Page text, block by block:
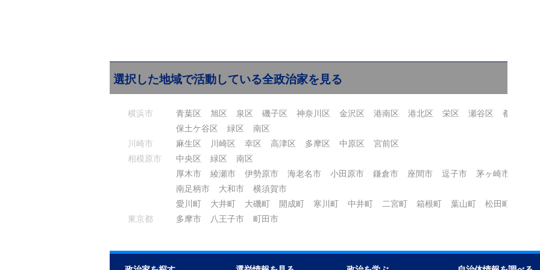
選択した地域で活動している全政治家を見る
横浜市 青葉区 旭区 泉区 磯子区 神奈川区 金沢区 港南区 港北区 栄区 瀬谷区 都筑区
保土ケ谷区
緑区
南区
川崎市
麻生区 川崎区 幸区 高津区 多摩区 中原区
宮前区
相模原市
中央区 緑区
南区
厚木市
綾瀬市 伊勢原市 海老名市 小田原市 鎌倉市 座間市 逗子市 茅ヶ崎市
南足柄市
大和市
横須賀市
愛川町
大井町 大磯町 開成町 寒川町 中井町 二宮町 箱根町 葉山町 松田町
東京都
多摩市 八王子市 町田市